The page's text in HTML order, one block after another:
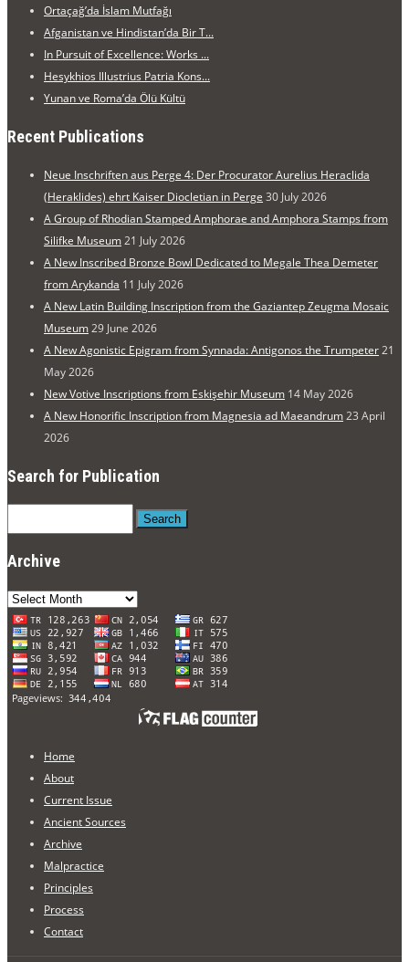
Ortaçağ’da İslam Mutfağı
Afganistan ve Hindistan’da Bir T...
In Pursuit of Excellence: Works ...
Hesykhios Illustrius Patria Kons...
Yunan ve Roma’da Ölü Kültü
Recent Publications
Neue Inschriften aus Perge 4: Der Procurator Aurelius Heraclida
(Heraklides) ehrt Kaiser Diocletian in Perge 30 July 2026
A Group of Rhodian Stamped Amphorae and Amphora Stamps from
Silifke Museum21 July 2026
A New Inscribed Bronze Bowl Dedicated to Megale Thea Demeter
from Arykanda 11 July 2026
A New Latin Building Inscription from the Gaziantep Zeugma Mosaic
Museum29 June 2026
A New Agonistic Epigram from Synnada: Antigonos the Trumpeter21
May 2026
New Votive Inscriptions from Eskişehir Museum 14 May 2026
A New Honorific Inscription from Magnesia ad Maeandrum23 April
2026
Search for Publication
Search
Archive
Archive
Home
About
Current Issue
Ancient Sources
Archive
Malpractice
Principles
Process
Contact